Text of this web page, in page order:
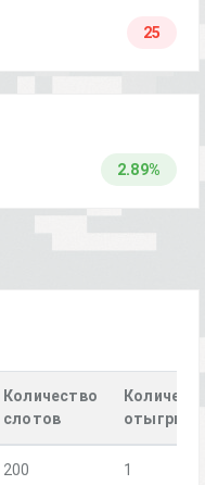
25
2.89%
Количество
слотов
200 1